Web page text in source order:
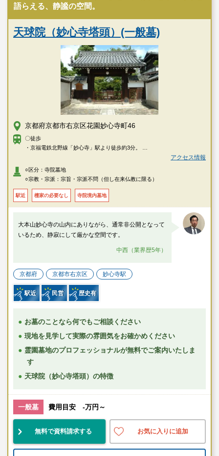
語らえる、静謐の空間。
天球院（妙心寺塔頭）(一般墓)
京都府京都市右京区花園妙心寺町46
〇徒歩
・京福電鉄北野線「妙心寺」駅より徒歩約3分。
・JR各線「京都」駅前よりJRバス・市バス「妙心寺北門前」下車徒歩約2
分。
アクセス情報
○区分：寺院墓地
○宗教・宗派：宗旨・宗派不問（但し在来仏教に限る）
駅近 檀家の必要なし 寺院境内墓地
大本山妙心寺の山内にありながら、通常非公開となって
いるため、静寂にして厳かな空間です。
中西（業界歴5年）
京都府 京都市右京区 妙心寺駅
駅近 民営 歴史有
お墓のことなら何でもご相談ください
現地を見学して実際の雰囲気をお確かめください
霊園墓地のプロフェッショナルが無料でご案内いたしま
す
天球院（妙心寺塔頭）の特徴
一般墓 費用目安 -万円～
無料で資料請求する お気に入りに追加